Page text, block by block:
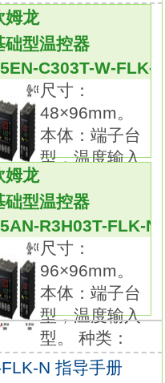
。
为出众。
。
到记录器。
加热器短路报警
E5EN-C303T-FLK-
。
大器分离接近传感
度。
姆龙
础型温控器
C303T-W-FLK-
尺寸：
48×96mm。
本体：端子台
型，温度输入
姆龙
础型温控器
R3H03T-FLK-N
尺寸：
96×96mm。
本体：端子台
型，温度输入
型。 种类：
N 指导手册